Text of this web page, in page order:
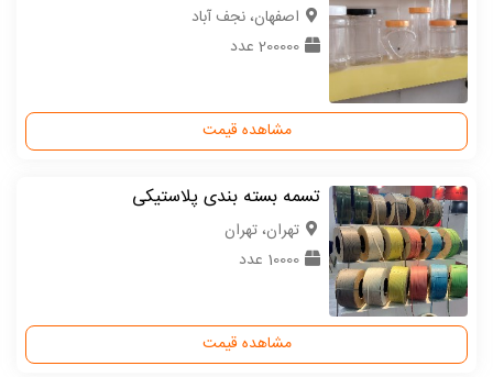
اصفهان، نجف آباد
200000 عدد
مشاهده قیمت
تسمه بسته بندی پلاستیکی
تهران، تهران
10000 عدد
مشاهده قیمت